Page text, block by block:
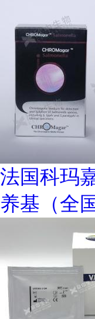
法国科玛
养基（全